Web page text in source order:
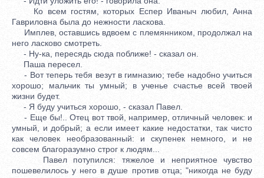
Ко всем гостям, которых Еспер Иваныч любил, Анна
Гавриловна была до нежности ласкова.
Имплев, оставшись вдвоем с племянником, продолжал на
него ласково смотреть.
- Ну-ка, пересядь сюда поближе! - сказал он.
Паша пересел.
- Вот теперь тебя везут в гимназию; тебе надобно учиться
хорошо; мальчик ты умный; в ученье счастье всей твоей
жизни будет.
- Я буду учиться хорошо, - сказал Павел.
- Еще бы!.. Отец вот твой, например, отличный человек: и
умный, и добрый; а если имеет какие недостатки, так чисто
как человек необразованный: и скупенек немного, и не
совсем благоразумно строг к людям...
Павел потупился: тяжелое и неприятное чувство
пошевелилось у него в душе против отца; "никогда не буду